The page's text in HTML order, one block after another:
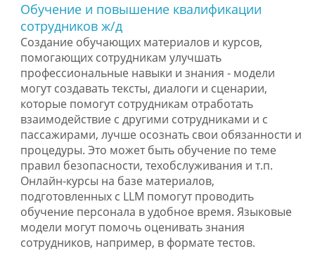
Обучение и повышение квалификации
сотрудников ж/д
Создание обучающих материалов и курсов,
помогающих сотрудникам улучшать
профессиональные навыки и знания - модели
могут создавать тексты, диалоги и сценарии,
которые помогут сотрудникам отработать
взаимодействие с другими сотрудниками и с
пассажирами, лучше осознать свои обязанности и
процедуры. Это может быть обучение по теме
правил безопасности, техобслуживания и т.п.
Онлайн-курсы на базе материалов,
подготовленных с LLM помогут проводить
обучение персонала в удобное время. Языковые
модели могут помочь оценивать знания
сотрудников, например, в формате тестов.